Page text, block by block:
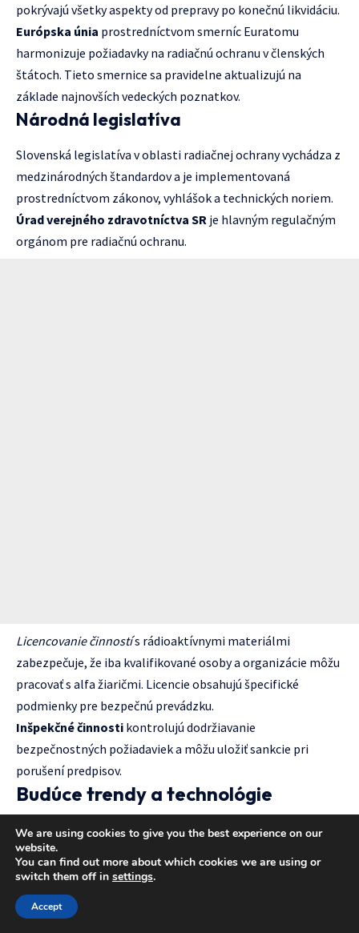
pokrývajú všetky aspekty od prepravy po konečnú likvidáciu.
Európska únia prostredníctvom smerníc Euratomu
harmonizuje požiadavky na radiačnú ochranu v členských
štátoch. Tieto smernice sa pravidelne aktualizujú na
základe najnovších vedeckých poznatkov.
Národná legislatíva
Slovenská legislatíva v oblasti radiačnej ochrany vychádza z
medzinárodných štandardov a je implementovaná
prostredníctvom zákonov, vyhlášok a technických noriem.
Úrad verejného zdravotníctva SR je hlavným regulačným
orgánom pre radiačnú ochranu.
Licencovanie činnostís rádioaktívnymi materiálmi
zabezpečuje, že iba kvalifikované osoby a organizácie môžu
pracovať s alfa žiaričmi. Licencie obsahujú špecifické
podmienky pre bezpečnú prevádzku.
Inšpekčné činnosti kontrolujú dodržiavanie
bezpečnostných požiadaviek a môžu uložiť sankcie pri
porušení predpisov.
Budúce trendy a technológie
Vývoj nových technológií otvára nové možnosti ako pre
využitie alfa žiarenia, tak pre ochranu pred jeho
nepriaznivými účinkami.
Pokročilé detekčné systémy
We are using cookies to give you the best experience on our
website.
You can find out more about which cookies we are using or
switch them off in settings.
Accept